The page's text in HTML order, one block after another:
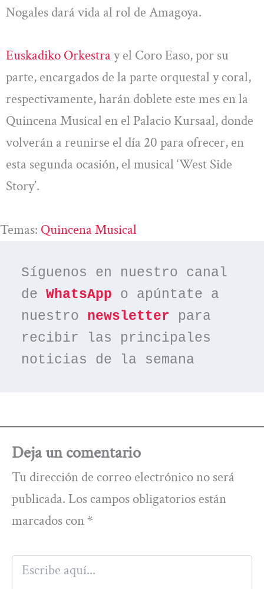
Nogales dará vida al rol de Amagoya.
Euskadiko Orkestray el Coro Easo, por su
parte, encargados de la parte orquestal y coral,
respectivamente, harán doblete este mes en la
Quincena Musical en el Palacio Kursaal, donde
volverán a reunirse el día 20 para ofrecer, en
esta segunda ocasión, el musical ‘West Side
Story’.
Temas: Quincena Musical
Síguenos en nuestro canal
de WhatsApp o apúntate a
nuestro newsletter para
recibir las principales
noticias de la semana
Deja un comentario
Tu dirección de correo electrónico no será
publicada. Los campos obligatorios están
marcados con *
Escribe
aquí...